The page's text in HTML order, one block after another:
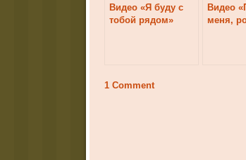
Видео «Я буду с
тобой рядом»
Видео
меня,
1 Comment